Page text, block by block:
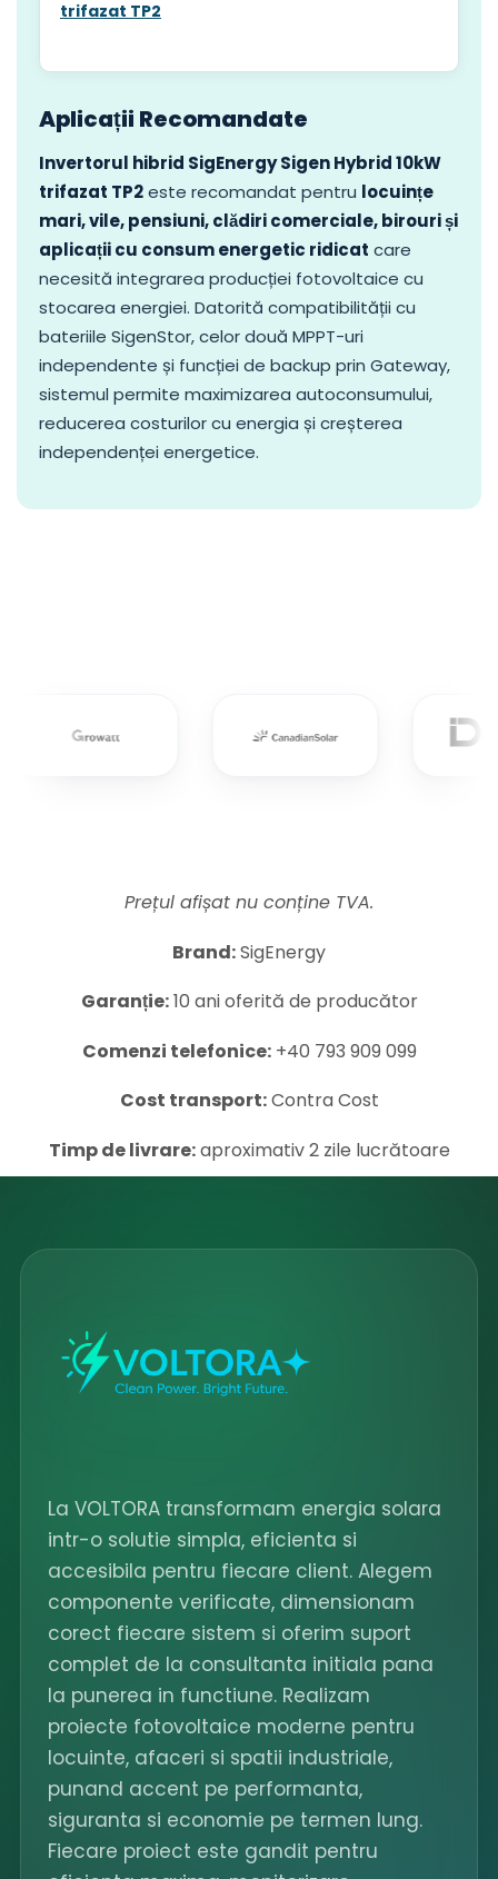
trifazat TP2
Aplicații Recomandate
Invertorul hibrid SigEnergy Sigen Hybrid 10kW
trifazat TP2este recomandat pentru locuințe
mari, vile, pensiuni, clădiri comerciale, birouri și
aplicații cu consum energetic ridicat care
necesită integrarea producției fotovoltaice cu
stocarea energiei. Datorită compatibilității cu
bateriile SigenStor, celor două MPPT-uri
independente și funcției de backup prin Gateway,
sistemul permite maximizarea autoconsumului,
reducerea costurilor cu energia și creșterea
independenței energetice.
Prețul afișat nu conține TVA.
Brand:SigEnergy
Garanție:10 ani oferită de producător
Comenzi telefonice:+40 793 909 099
Cost transport:Contra Cost
Timp de livrare:aproximativ 2 zile lucrătoare
La VOLTORA transformam energia solara
intr-o solutie simpla, eficienta si
accesibila pentru fiecare client. Alegem
componente verificate, dimensionam
corect fiecare sistem si oferim suport
complet de la consultanta initiala pana
la punerea in functiune. Realizam
proiecte fotovoltaice moderne pentru
locuinte, afaceri si spatii industriale,
punand accent pe performanta,
siguranta si economie pe termen lung.
Fiecare proiect este gandit pentru